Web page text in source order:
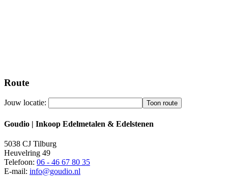
Route
Jouw locatie:
Goudio | Inkoop Edelmetalen & Edelstenen
5038 CJ Tilburg
Heuvelring 49
Telefoon: 06 - 46 67 80 35
E-mail: info@goudio.nl